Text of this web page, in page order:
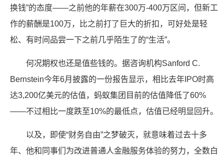
换钱”的态度——之前他的年薪在300万-400万区间，但新工
作的薪酬是100万，比之前打了巨大的折扣，可好处是轻
松、有时间品尝一下之前几乎陌生了的“生活”。
何况期权也还是值些钱的。据咨询机构Sanford C.
Bernstein今年6月披露的一份报告显示，相比去年IPO时高
达3,200亿美元的估值，蚂蚁集团目前的估值降低了60%
——不过相比一度跌至10%的最低点，估值已经明显回升。
以及，即使“财务自由”之梦破灭，就意味着过去十多
年、他和同事们为改进普通人金融服务体验的努力，全数白